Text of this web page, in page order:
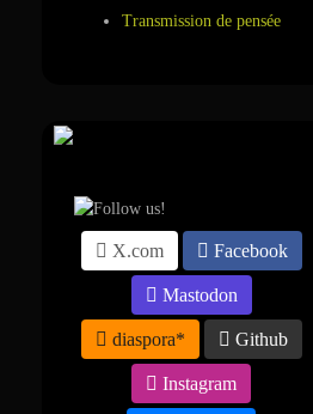
Transmission de pensée
X.com Facebook
Mastodon
diaspora* Github
Instagram